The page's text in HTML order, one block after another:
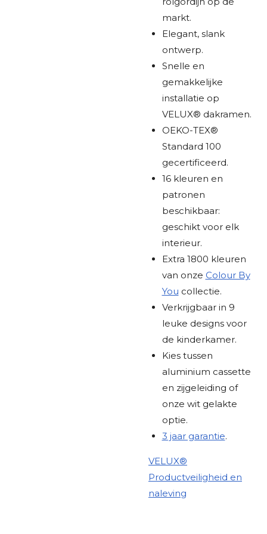
markt.
Elegant, slank
ontwerp.
Snelle en
gemakkelijke
installatie op
VELUX® dakramen.
OEKO-TEX®
Standard 100
gecertificeerd.
16 kleuren en
patronen
beschikbaar:
geschikt voor elk
interieur.
Extra 1800 kleuren
van onze Colour By
You collectie.
Verkrijgbaar in 9
leuke designs voor
de kinderkamer.
Kies tussen
aluminium cassette
en zijgeleiding of
onze wit gelakte
optie.
3 jaar garantie.
VELUX®
Productveiligheid en
naleving